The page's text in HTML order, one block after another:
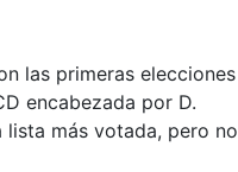
las primeras elecciones
encabezada por D.
lista más votada, pero no